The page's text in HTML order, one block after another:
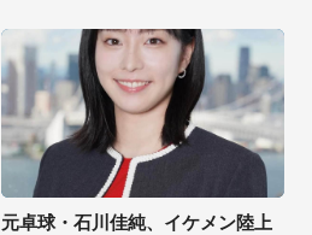
元卓球・石川佳純、イケメン陸上